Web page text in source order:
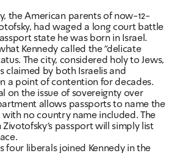
the American parents of now-12-
had waged a long court battle
state he was born in Israel.
Kennedy called the "delicate
The city, considered holy to Jews,
claimed by both Israelis and
a point of contention for decades.
on the issue of sovereignty over
allows passports to name the
no country name included. The
Zivotofsky's passport will simply list
four liberals joined Kennedy in the